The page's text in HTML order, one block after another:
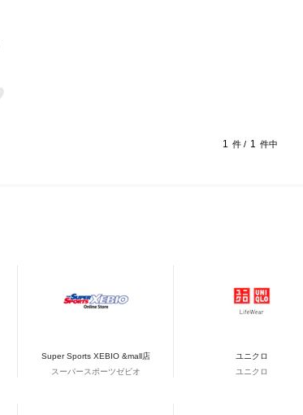
1 件 / 1 件中
Super Sports XEBIO &mall店
スーパースポーツゼビオ
ユニクロ
ユニクロ